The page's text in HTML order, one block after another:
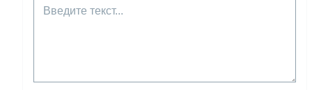
Введите текст...